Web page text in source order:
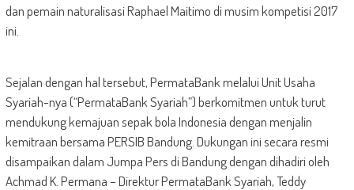
dan pemain naturalisasi Raphael Maitimo di musim kompetisi 2017
ini.
Sejalan dengan hal tersebut, PermataBank melalui Unit Usaha
Syariah-nya (“PermataBank Syariah”) berkomitmen untuk turut
mendukung kemajuan sepak bola Indonesia dengan menjalin
kemitraan bersama PERSIB Bandung. Dukungan ini secara resmi
disampaikan dalam Jumpa Pers di Bandung dengan dihadiri oleh
Achmad K. Permana – Direktur PermataBank Syariah, Teddy